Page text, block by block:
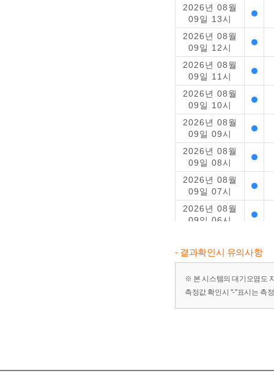
2026년 08월
09일 13시
2026년 08월
09일 12시
2026년 08월
09일 11시
2026년 08월
09일 10시
2026년 08월
09일 09시
2026년 08월
09일 08시
2026년 08월
09일 07시
2026년 08월
09일 06시
09일 05시
2026년 08월
09일 04시
2026년 08월
09일 03시
- 결과확인시 유의사항
※ 본 시스템의 대기오염도
측정값 확인시 "-"표시는 측